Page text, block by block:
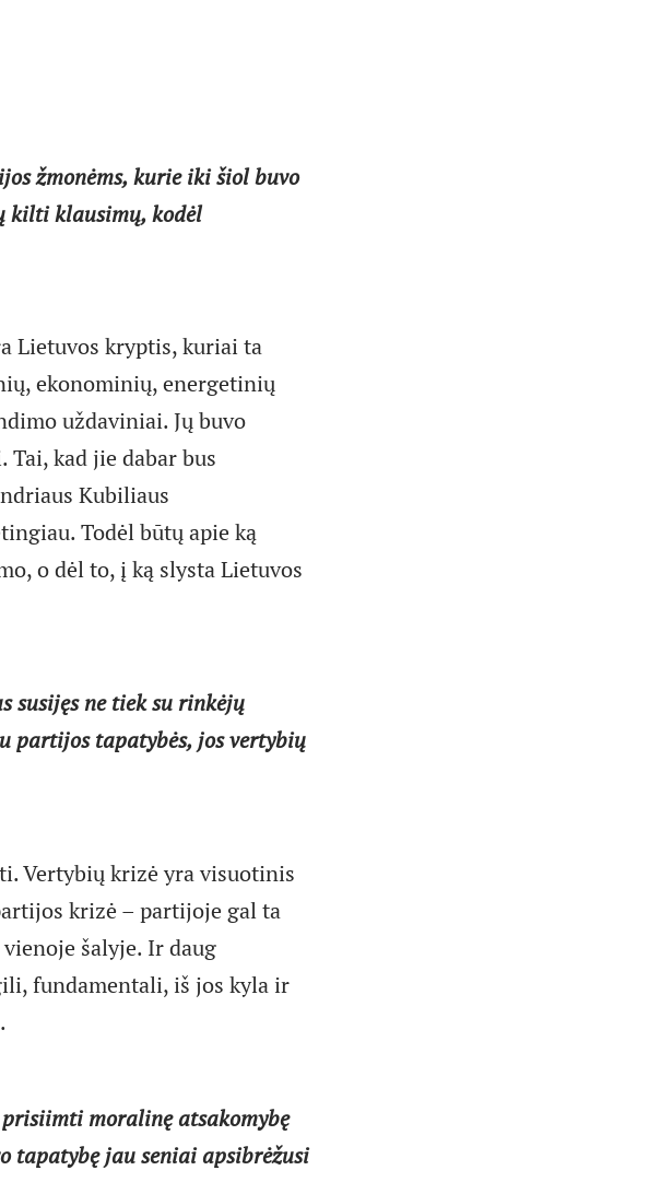
žmonėms, kurie iki šiol buvo
kilti klausimų, kodėl
Lietuvos kryptis, kuriai ta
ekonominių, energetinių
uždaviniai. Jų buvo
kad jie dabar bus
Kubiliaus
Todėl būtų apie ką
o dėl to, į ką slysta Lietuvos
susijęs ne tiek su rinkėjų
partijos tapatybės, jos vertybių
Vertybių krizė yra visuotinis
krizė – partijoje gal ta
šalyje. Ir daug
fundamentali, iš jos kyla ir
moralinę atsakomybę
tapatybę jau seniai apsibrėžusi